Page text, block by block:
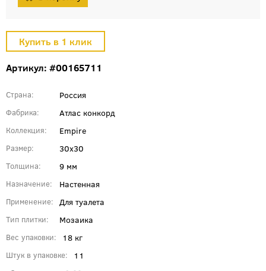
Артикул: #00165711
Страна Россия
Фабрика Атлас конкорд
Коллекция Empire
Размер 30x30
Толщина 9 мм
Назначение Настенная
Применение Для туалета
Тип плитки Мозаика
Вес упаковки 18 кг
Штук в упаковке 11